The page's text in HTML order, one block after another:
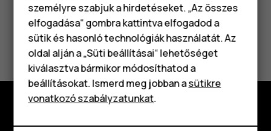
Okostelefonok
Klasszikus telefonok
Tartozékok
Táblagépek
Hasznosnak találtad?
Igen Nem
Fedezd fel
személyre szabjuk a hirdetéseket. „Az összes
elfogadása“ gombra kattintva elfogadod a
sütik és hasonló technológiák használatát. Az
oldal alján a „Süti beállításai“ lehetőséget
kiválasztva bármikor módosíthatod a
beállításokat. Ismerd meg jobban asütikre
vonatkozó szabályzatunkat.